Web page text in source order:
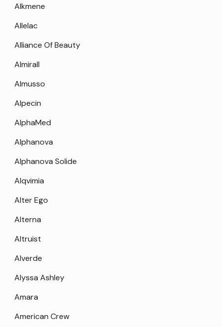
Alkmene
Allelac
Alliance Of Beauty
Almirall
Almusso
Alpecin
AlphaMed
Alphanova
Alphanova Solide
Alqvimia
Alter Ego
Alterna
Altruist
Alverde
Alyssa Ashley
Amara
American Crew